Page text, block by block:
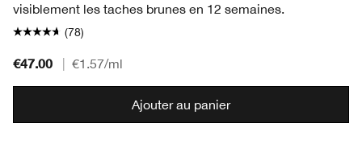
visiblement les taches brunes en 12 semaines.
(78)
€47.00 €1.57/ml
Ajouter au panier